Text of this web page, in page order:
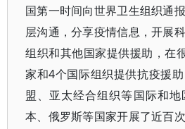
国第一时间向世界卫生组织通
层沟通，分享疫情信息，开展
组织和其他国家提供援助，在
家和4个国际组织提供抗疫援
盟、亚太经合组织等国际和
本、俄罗斯等国家开展了近百